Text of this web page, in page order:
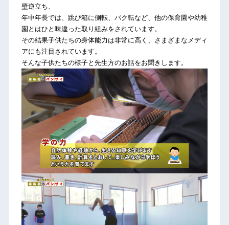
壁逆立ち、
年中年長では、跳び箱に側転、バク転など、他の保育園や幼稚
園とはひと味違った取り組みをされています。
その結果子供たちの身体能力は非常に高く、さまざまなメディ
アにも注目されています。
そんな子供たちの様子と先生方のお話をお聞きします。